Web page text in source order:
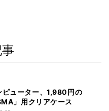
ピューター、1,980円の
」用クリアケース